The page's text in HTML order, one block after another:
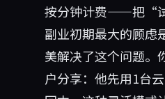
按分钟计费——把“
副业初期最大的顾虑
美解决了这个问题。
户分享：他先用1台